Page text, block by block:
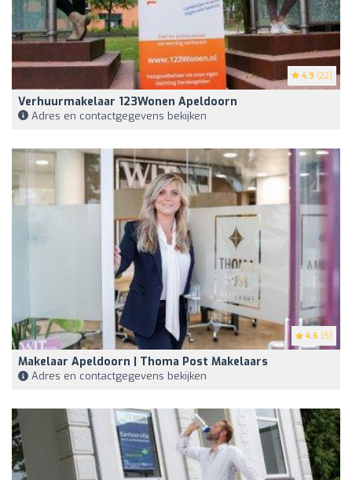
4.9 (22)
Verhuurmakelaar 123Wonen Apeldoorn
Adres en contactgegevens bekijken
4.6 (5)
Makelaar Apeldoorn | Thoma Post Makelaars
Adres en contactgegevens bekijken